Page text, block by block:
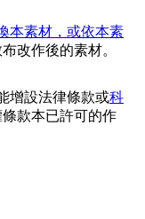
本素材，或依本素
改作後的素材。
增設法律條款或科
條款本已許可的作